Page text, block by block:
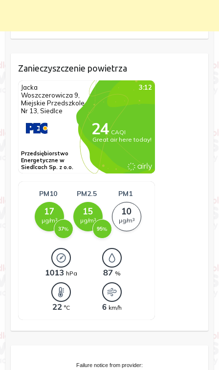
Zanieczyszczenie powietrza
Failure notice from provider: